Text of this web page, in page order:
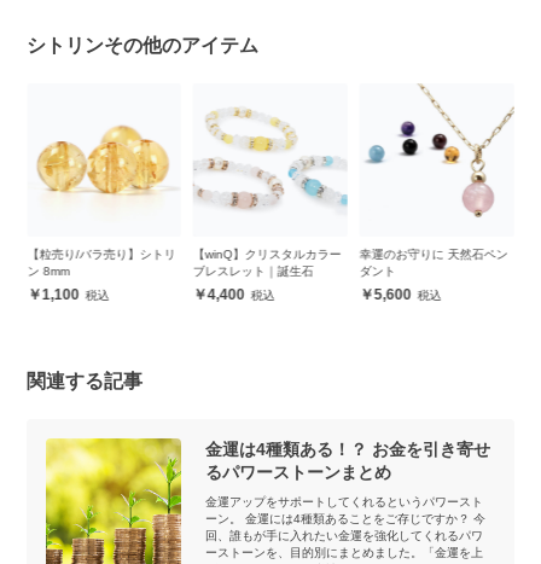
シトリンその他のアイテム
【粒売り/バラ売り】シトリ
ン 8mm
1,100
【winQ】クリスタルカラー
ブレスレット｜誕生石
4,400
幸運のお守りに 天然石ペン
ダント
5,600
関連する記事
金運は4種類ある！？ お金を引き寄せ
るパワーストーンまとめ
金運アップをサポートしてくれるというパワースト
ーン。 金運には4種類あることをご存じですか？ 今
回、誰もが手に入れたい金運を強化してくれるパワ
ーストーンを、目的別にまとめました。「金運を上